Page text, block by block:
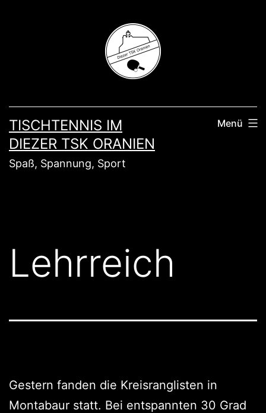
TISCHTENNIS IM
DIEZER TSK ORANIEN
Spaß, Spannung, Sport
Menü
Lehrreich
Gestern fanden die Kreisranglisten in
Montabaur statt. Bei entspannten 30 Grad